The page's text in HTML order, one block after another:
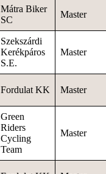
Mátra Biker
SC
Master
Szekszárdi
Kerékpáros
S.E.
Master
Fordulat KK Master
Green
Riders
Cycling
Team
Master